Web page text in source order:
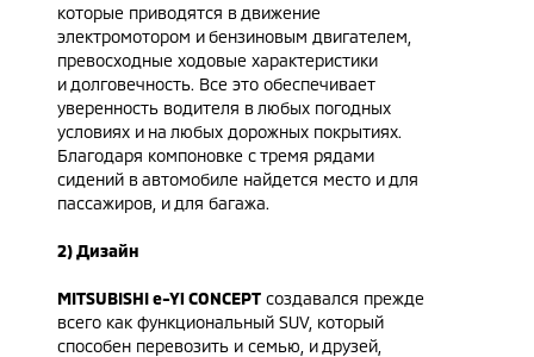
которые приводятся в движение
электромотором и бензиновым двигателем,
превосходные ходовые характеристики
и долговечность. Все это обеспечивает
уверенность водителя в любых погодных
условиях и на любых дорожных покрытиях.
Благодаря компоновке с тремя рядами
сидений в автомобиле найдется место и для
пассажиров, и для багажа.
2) Дизайн
MITSUBISHI e-Yi CONCEPT создавался прежде
всего как функциональный SUV, который
способен перевозить и семью, и друзей,